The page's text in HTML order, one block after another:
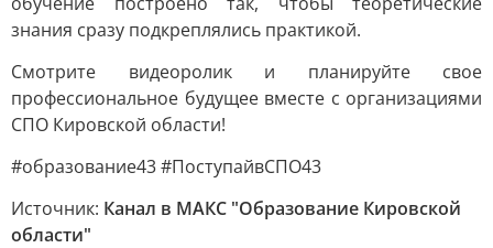
знания сразу подкреплялись практикой.
Смотрите видеоролик и планируйте свое
профессиональное будущее вместе с организациями
СПО Кировской области!
#образование43 #ПоступайвСПО43
Источник: Канал в МАКС "Образование Кировской
области"